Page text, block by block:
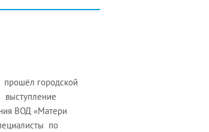
городской
выступление
ВОД «Матери
по